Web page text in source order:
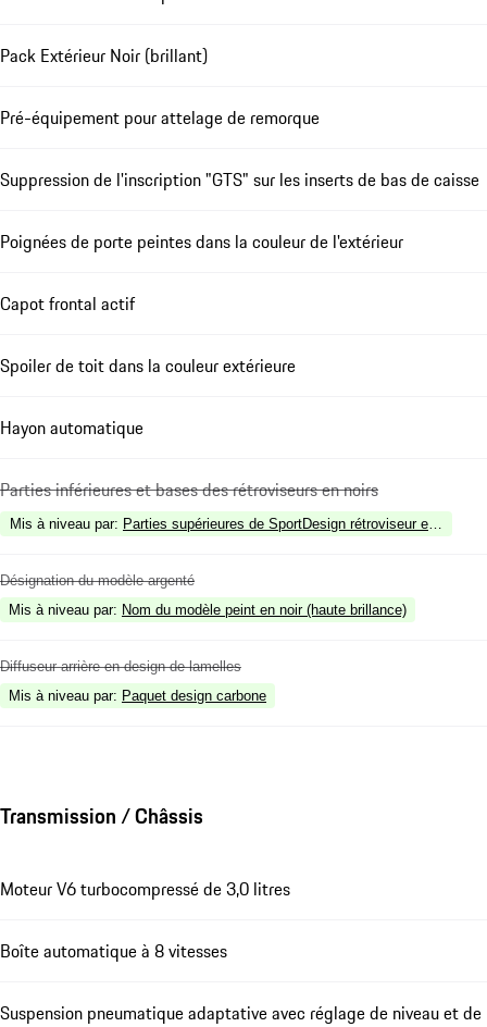
Pack Extérieur Noir (brillant)
Pré-équipement pour attelage de remorque
Suppression de l'inscription "GTS" sur les inserts de bas de caisse
Poignées de porte peintes dans la couleur de l'extérieur
Capot frontal actif
Spoiler de toit dans la couleur extérieure
Hayon automatique
Parties inférieures et bases des rétroviseurs en noirs
Mis à niveau par: Parties supérieures de SportDesign rétroviseur extérieur
Désignation du modèle argenté
Mis à niveau par: Nom du modèle peint en noir (haute brillance)
Diffuseur arrière en design de lamelles
Mis à niveau par: Paquet design carbone
Transmission / Châssis
Moteur V6 turbocompressé de 3,0 litres
Boîte automatique à 8 vitesses
Suspension pneumatique adaptative avec réglage de niveau et de